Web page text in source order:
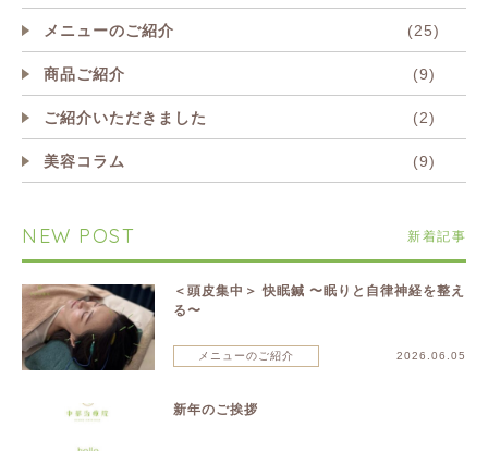
メニューのご紹介 (25)
商品ご紹介 (9)
ご紹介いただきました (2)
美容コラム (9)
NEW POST 新着記事
＜頭皮集中＞ 快眠鍼 〜眠りと自律神経を整え
る〜
メニューのご紹介 2026.06.05
新年のご挨拶